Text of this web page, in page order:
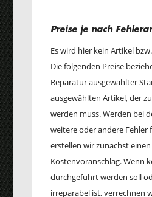
Preise je nach
Es wird hier kein Artikel
Die folgenden Preise
Reparatur ausgewählter
ausgewählten Artikel, der
werden muss. Werden bei
weitere oder andere Fehler
erstellen wir zunächst einen
Kostenvoranschlag. Wenn
dürchgeführt werden soll
irreparabel ist, verrechnen